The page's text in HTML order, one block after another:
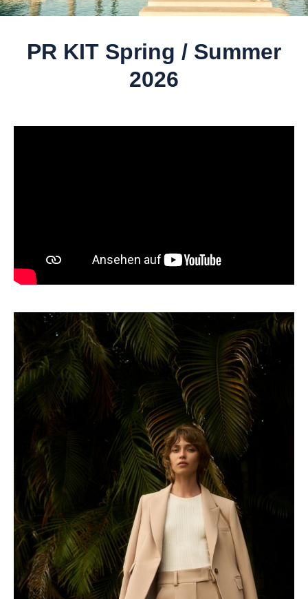
PR KIT Spring / Summer
2026